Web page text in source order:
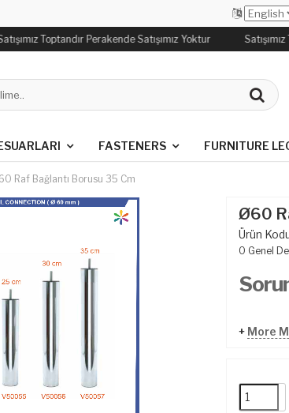
Toptandır Perakende Satışımız Yoktur
FASTENERS FURNITURE
Raf Bağlantı Borusu 35 Cm
Ø60
Ürün
0 Genel
+ More